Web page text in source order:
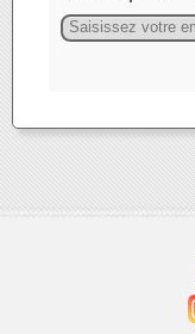
Email